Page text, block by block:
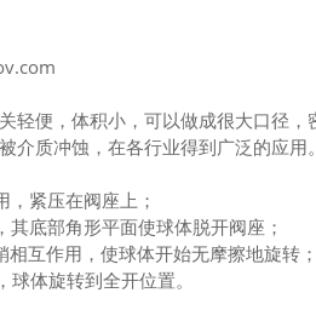
轻便，体积小，可以做成很大口径，
质冲蚀，在各行业得到广泛的应用。
紧压在阀座上；
底部角形平面使球体脱开阀座；
互作用，使球体开始无摩擦地旋转；
体旋转到全开位置。